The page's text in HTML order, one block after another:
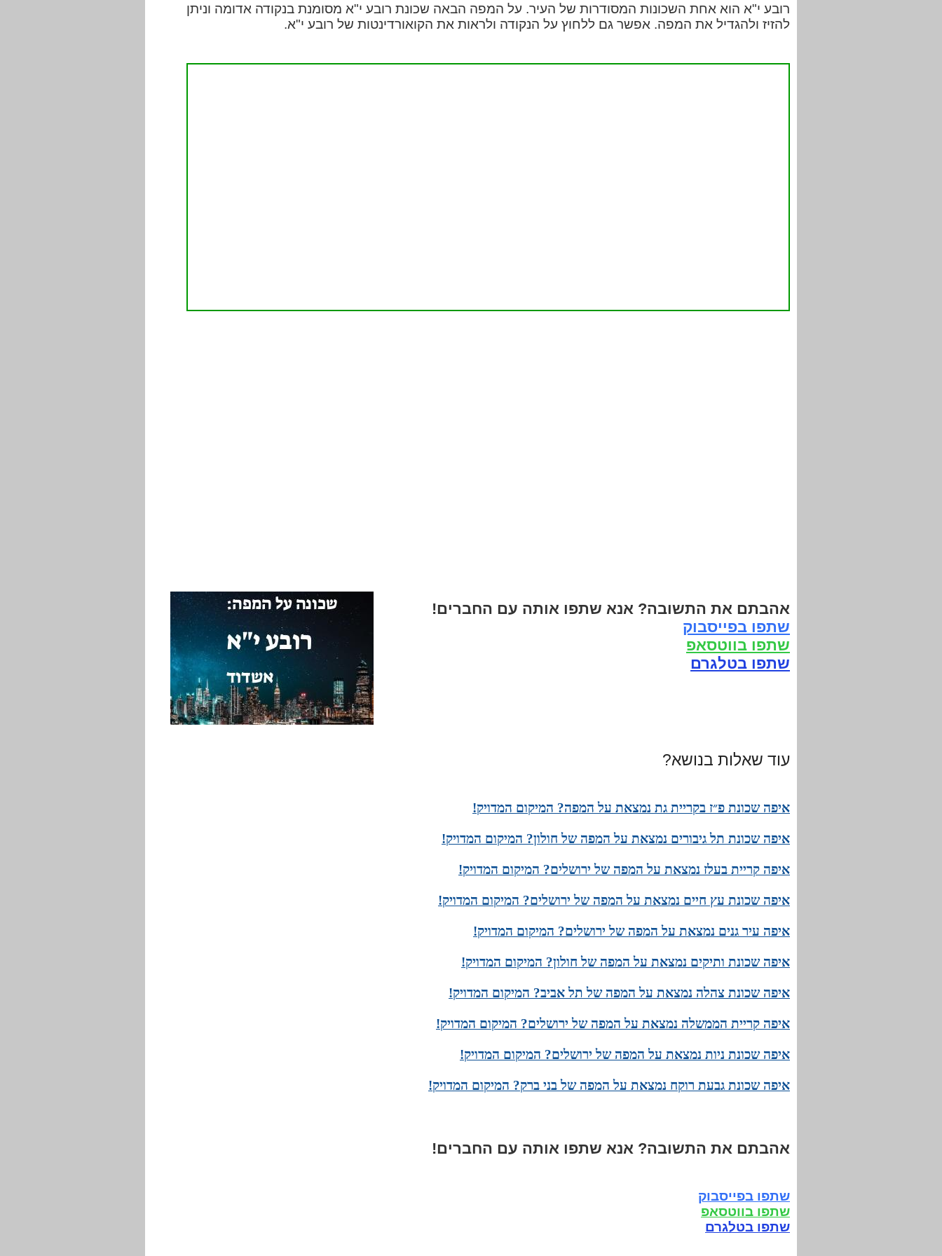
רובע י"א הוא אחת השכונות המסודרות של העיר. על המפה הבאה שכונת רובע י"א מסומנת בנקודה אדומה וניתן
להזיז ולהגדיל את המפה. אפשר גם ללחוץ על הנקודה ולראות את הקואורדינטות של רובע י"א.
אהבתם את התשובה? אנא שתפו אותה עם החברים!
שתפו בפייסבוק
שתפו בווטסאפ
שתפו בטלגרם
עוד שאלות בנושא?
איפה שכונת פ״ז בקריית גת נמצאת על המפה? המיקום המדויק!
איפה שכונת תל גיבורים נמצאת על המפה של חולון? המיקום המדויק!
איפה קריית בעלז נמצאת על המפה של ירושלים? המיקום המדויק!
איפה שכונת עץ חיים נמצאת על המפה של ירושלים? המיקום המדויק!
איפה עיר גנים נמצאת על המפה של ירושלים? המיקום המדויק!
איפה שכונת ותיקים נמצאת על המפה של חולון? המיקום המדויק!
איפה שכונת צהלה נמצאת על המפה של תל אביב? המיקום המדויק!
איפה קריית הממשלה נמצאת על המפה של ירושלים? המיקום המדויק!
איפה שכונת ניות נמצאת על המפה של ירושלים? המיקום המדויק!
איפה שכונת גבעת רוקח נמצאת על המפה של בני ברק? המיקום המדויק!
אהבתם את התשובה? אנא שתפו אותה עם החברים!
שתפו בפייסבוק
שתפו בווטסאפ
שתפו בטלגרם